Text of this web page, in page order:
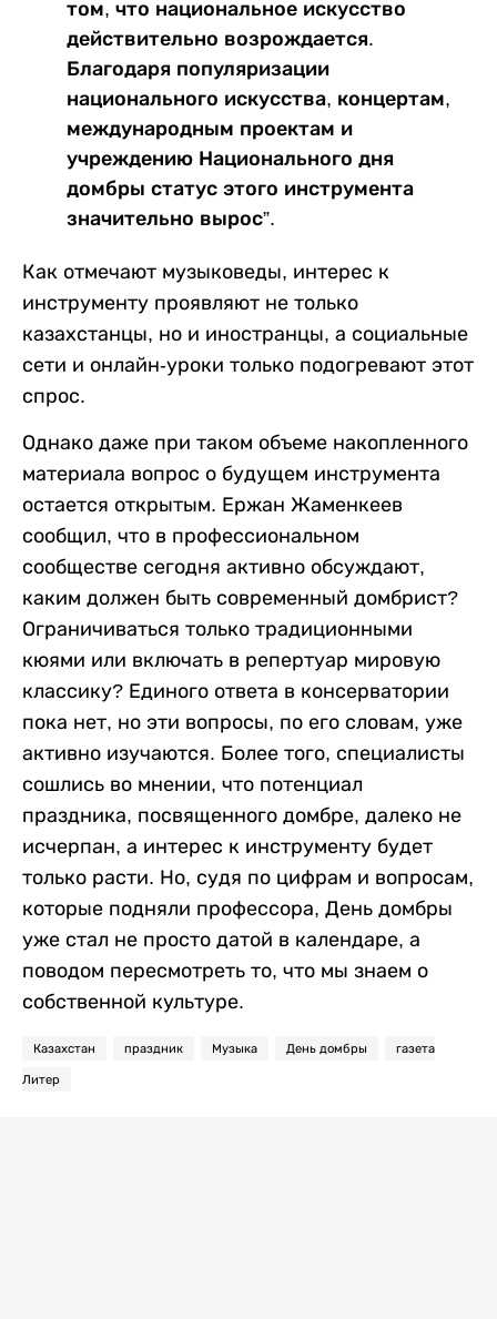
том, что национальное искусство
действительно возрождается.
Благодаря популяризации
национального искусства, концертам,
международным проектам и
учреждению Национального дня
домбры статус этого инструмента
значительно вырос”.
Как отмечают музыковеды, интерес к
инструменту проявляют не только
казахстанцы, но и иностранцы, а социальные
сети и онлайн-уроки только подогревают этот
спрос.
Однако даже при таком объеме накопленного
материала вопрос о будущем инструмента
остается открытым. Ержан Жаменкеев
сообщил, что в профессиональном
сообществе сегодня активно обсуждают,
каким должен быть современный домбрист?
Ограничиваться только традиционными
кюями или включать в репертуар мировую
классику? Единого ответа в консерватории
пока нет, но эти вопросы, по его словам, уже
активно изучаются. Более того, специалисты
сошлись во мнении, что потенциал
праздника, посвященного домбре, далеко не
исчерпан, а интерес к инструменту будет
только расти. Но, судя по цифрам и вопросам,
которые подняли профессора, День домбры
уже стал не просто датой в календаре, а
поводом пересмотреть то, что мы знаем о
собственной культуре.
Казахстан праздник Музыка День домбры газета
Литер